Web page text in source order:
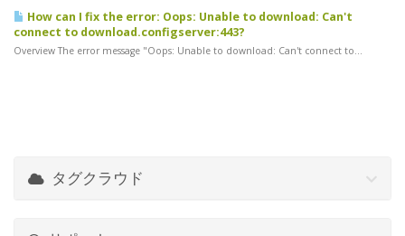
How can I fix the error: Oops: Unable to download: Can't
connect to download.configserver:443?
Overview The error message "Oops: Unable to download: Can't connect to...
タグクラウド